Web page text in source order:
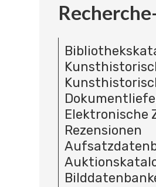
Elektronische
Rezensionen